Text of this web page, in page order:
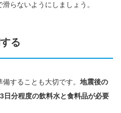
らないようにしましょう。
る
することも大切です。 地震後の
日分程度の飲料水と食料品が必要